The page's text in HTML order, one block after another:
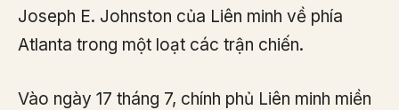
Joseph E. Johnston của Liên minh về phía
Atlanta trong một loạt các trận chiến.
Vào ngày 17 tháng 7, chính phủ Liên minh miền